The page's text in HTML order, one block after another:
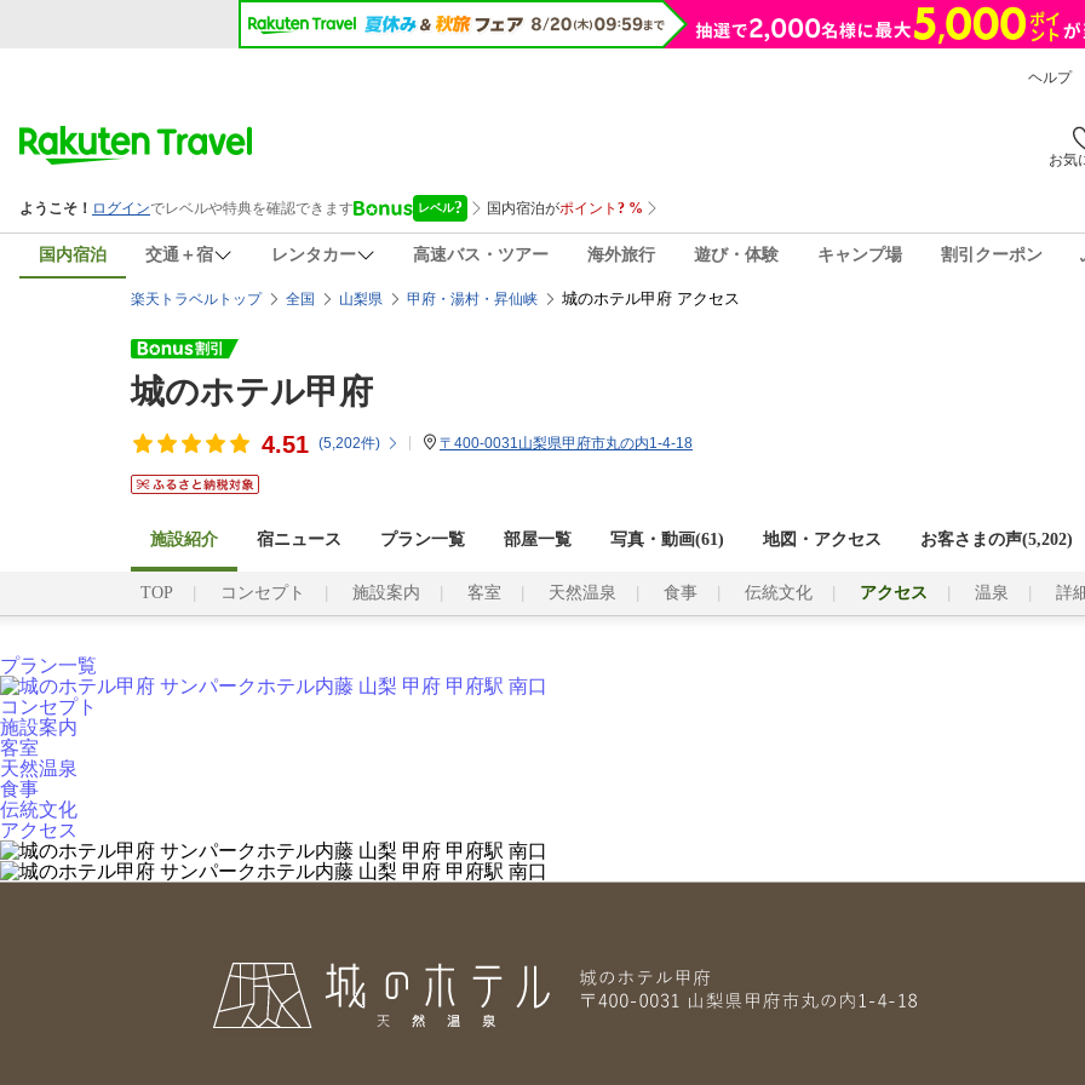
ヘルプ
お気
国内宿泊 交通＋宿 レンタカー 高速バス・ツアー 海外旅行 遊び・体験 キャンプ場 割引クーポン
楽天トラベルトップ 全国 山梨県 甲府・湯村・昇仙峡 城のホテル甲府 アクセス
城のホテル甲府
4.51 (5,202件) 〒400-0031山梨県甲府市丸の内1-4-18
施設紹介 宿ニュース プラン一覧 部屋一覧 写真・動画(61) 地図・アクセス お客さまの声(5,202)
TOP コンセプト 施設案内 客室 天然温泉 食事 伝統文化 アクセス 温泉 詳
プラン一覧
コンセプト
施設案内
客室
天然温泉
食事
伝統文化
アクセス